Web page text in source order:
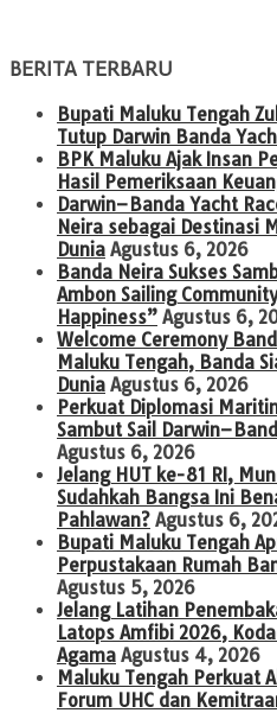
BERITA TERBARU
Bupati Maluku Tengah
Tutup Darwin Banda
BPK Maluku Ajak Insan
Hasil Pemeriksaan
Darwin–Banda Yacht
Neira sebagai Destinasi
Dunia Agustus 6, 2026
Banda Neira Sukses
Ambon Sailing
Happiness” Agustus 6,
Welcome Ceremony
Maluku Tengah, Banda
Dunia Agustus 6, 2026
Perkuat Diplomasi
Sambut Sail
Agustus 6, 2026
Jelang HUT ke-81 RI,
Sudahkah Bangsa Ini
Pahlawan? Agustus 6,
Bupati Maluku Tengah
Perpustakaan Rumah
Agustus 5, 2026
Jelang Latihan
Latops Amfibi 2026,
Agama Agustus 4, 2026
Maluku Tengah Perkuat
Forum UHC dan